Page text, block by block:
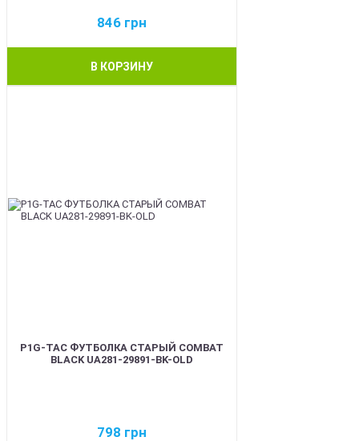
846 грн
В КОРЗИНУ
P1G-TAC ФУТБОЛКА СТАРЫЙ COMBAT
BLACK UA281-29891-BK-OLD
798 грн